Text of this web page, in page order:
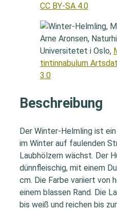
CC BY-SA 4.0
Arne Aronsen,
Universitetet i Oslo,
tintinnabulum
3.0
Beschreibung
Der Winter-Helmling ist
im Winter auf faulenden
Laubhölzern wächst. Der
dünnfleischig, mit einem
cm. Die Farbe variiert von
einem blassen Rand. Die
bis weiß und reichen bis